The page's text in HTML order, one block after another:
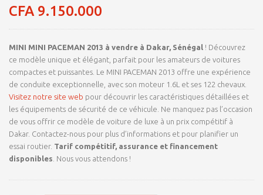
sur 5
basé
notations
CFA 9.150.000
MINI MINI PACEMAN 2013 à vendre à Dakar, Sénégal ! Découvrez
ce modèle unique et élégant, parfait pour les amateurs de voitures
compactes et puissantes. Le MINI PACEMAN 2013 offre une expérience
de conduite exceptionnelle, avec son moteur 1.6L et ses 122 chevaux.
Visitez notre site web pour découvrir les caractéristiques détaillées et
les équipements de sécurité de ce véhicule. Ne manquez pas l’occasion
de vous offrir ce modèle de voiture de luxe à un prix compétitif à
Dakar. Contactez-nous pour plus d’informations et pour planifier un
essai routier. Tarif compétitif, assurance et financement
disponibles . Nous vous attendons !